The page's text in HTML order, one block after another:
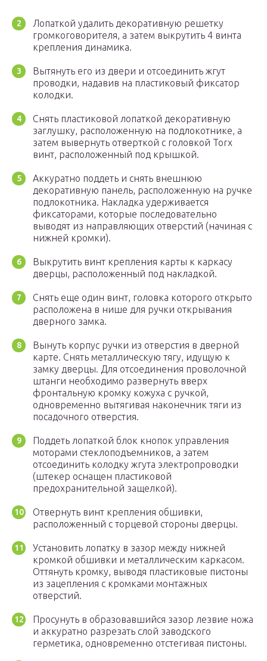
Лопаткой удалить декоративную решетку
громкоговорителя, а затем выкрутить 4 винта
крепления динамика.
Вытянуть его из двери и отсоединить жгут
проводки, надавив на пластиковый фиксатор
колодки.
Снять пластиковой лопаткой декоративную
заглушку, расположенную на подлокотнике, а
затем вывернуть отверткой с головкой Torx
винт, расположенный под крышкой.
Аккуратно поддеть и снять внешнюю
декоративную панель, расположенную на ручке
подлокотника. Накладка удерживается
фиксаторами, которые последовательно
выводят из направляющих отверстий (начиная с
нижней кромки).
Выкрутить винт крепления карты к каркасу
дверцы, расположенный под накладкой.
Снять еще один винт, головка которого открыто
расположена в нише для ручки открывания
дверного замка.
Вынуть корпус ручки из отверстия в дверной
карте. Снять металлическую тягу, идущую к
замку дверцы. Для отсоединения проволочной
штанги необходимо развернуть вверх
фронтальную кромку кожуха с ручкой,
одновременно вытягивая наконечник тяги из
посадочного отверстия.
Поддеть лопаткой блок кнопок управления
моторами стеклоподъемников, а затем
отсоединить колодку жгута электропроводки
(штекер оснащен пластиковой
предохранительной защелкой).
Отвернуть винт крепления обшивки,
расположенный с торцевой стороны дверцы.
Установить лопатку в зазор между нижней
кромкой обшивки и металлическим каркасом.
Оттянуть кромку, выводя пластиковые пистоны
из зацепления с кромками монтажных
отверстий.
Просунуть в образовавшийся зазор лезвие ножа
и аккуратно разрезать слой заводского
герметика, одновременно отстегивая пистоны.